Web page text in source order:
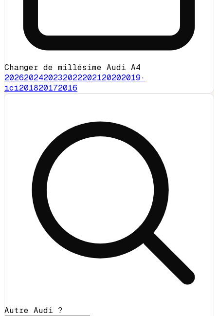
Changer de millésime Audi A4
2026202420232022202120202019·
ici201820172016
Autre Audi ?